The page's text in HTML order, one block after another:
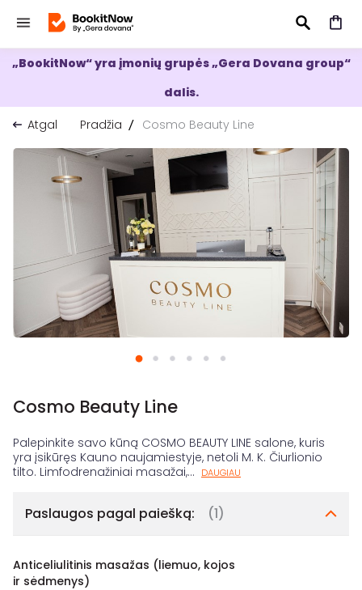
IEŠKOTI
„BookitNow“ yra įmonių grupės „Gera Dovana group“
dalis.
Atgal
Pradžia Cosmo Beauty Line
Cosmo Beauty Line
Palepinkite savo kūną COSMO BEAUTY LINE salone, kuris
yra įsikūręs Kauno naujamiestyje, netoli M. K. Čiurlionio
tilto. Limfodrenažiniai masažai,... DAUGIAU
Paslaugos pagal paiešką: (1)
Anticeliulitinis masažas (liemuo, kojos
ir sėdmenys)